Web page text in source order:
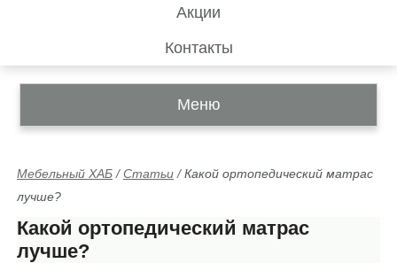
Акции
Контакты
Меню
Мебельный ХАБ /Статьи /Какой ортопедический матрас
лучше?
Какой ортопедический матрас
лучше?